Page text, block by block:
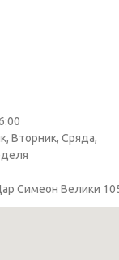
Вторник, Сряда,
Симеон Велики